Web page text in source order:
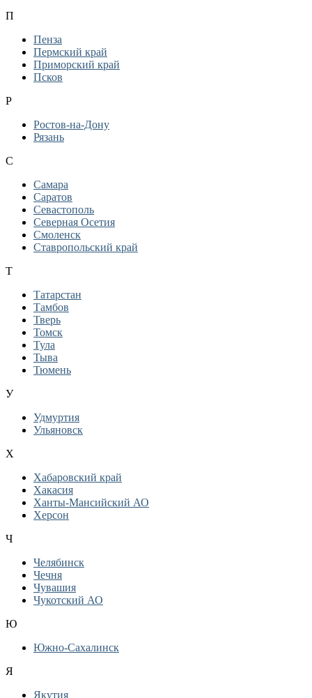
П
Пенза
Пермский край
Приморский край
Псков
Р
Ростов-на-Дону
Рязань
С
Самара
Саратов
Севастополь
Северная Осетия
Смоленск
Ставропольский край
Т
Татарстан
Тамбов
Тверь
Томск
Тула
Тыва
Тюмень
У
Удмуртия
Ульяновск
Х
Хабаровский край
Хакасия
Ханты-Мансийский АО
Херсон
Ч
Челябинск
Чечня
Чувашия
Чукотский АО
Ю
Южно-Сахалинск
Я
Якутия